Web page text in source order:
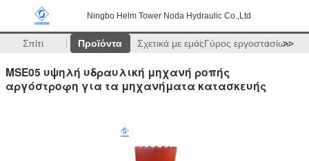
Ningbo Helm Tower Noda Hydraulic Co.,Ltd
Σπίτι Προϊόντα Σχετικά με εμάςΓύρος εργοστασίων
>>
MSE05 υψηλή υδραυλική μηχανή ροπής
αργόστροφη για τα μηχανήματα κατασκευής